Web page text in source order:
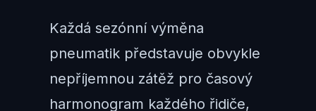
Každá sezónní výměna
pneumatik představuje obvykle
nepříjemnou zátěž pro časový
harmonogram každého řidiče,